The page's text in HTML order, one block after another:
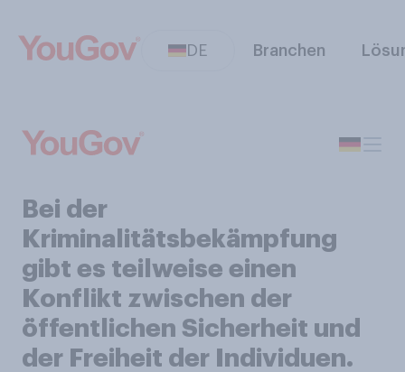
DE Branchen
Bei der
Kriminalitätsbekämpfung
gibt es teilweise einen
Konflikt zwischen der
öffentlichen Sicherheit und
der Freiheit der Individuen.